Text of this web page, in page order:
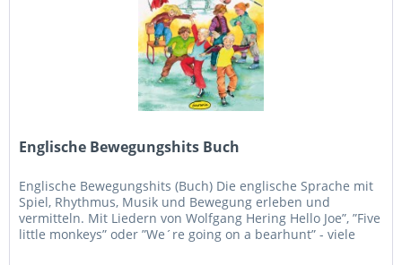
Englische Bewegungshits Buch
Englische Bewegungshits (Buch) Die englische Sprache mit
Spiel, Rhythmus, Musik und Bewegung erleben und
vermitteln. Mit Liedern von Wolfgang Hering Hello Joe”, ”Five
little monkeys” oder ”We´re going on a bearhunt” - viele